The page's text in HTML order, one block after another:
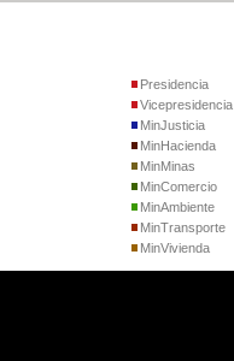
Presidencia
Vicepresidencia
MinJusticia
MinHacienda
MinMinas
MinComercio
MinAmbiente
MinTransporte
MinVivienda